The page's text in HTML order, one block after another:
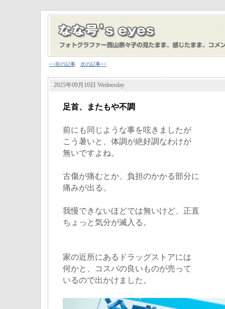
<<前の記事 次の記事>>
2025年09月10日 Wednesday
足首、またもや不調
前にも同じような事を呟きましたが
こう暑いと、体調が絶好調なわけが
無いですよね。
古傷が痛むとか、負担のかかる部分に
痛みが出る。
我慢できないほどでは無いけど、正直
ちょっと気分が滅入る。
家の近所にあるドラッグストアには
何かと、コスパの良いものが売って
いるので出かけました。